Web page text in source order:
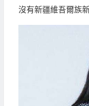
沒有新疆維吾爾族